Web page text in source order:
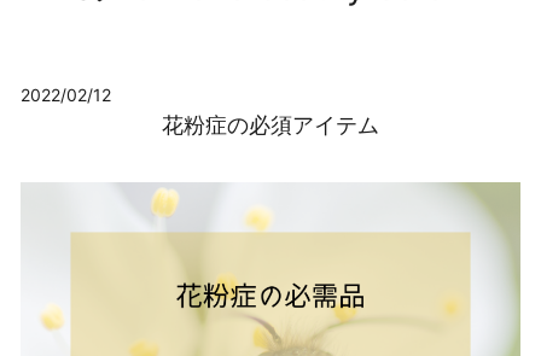
2022/02/12
花粉症の必須アイテム